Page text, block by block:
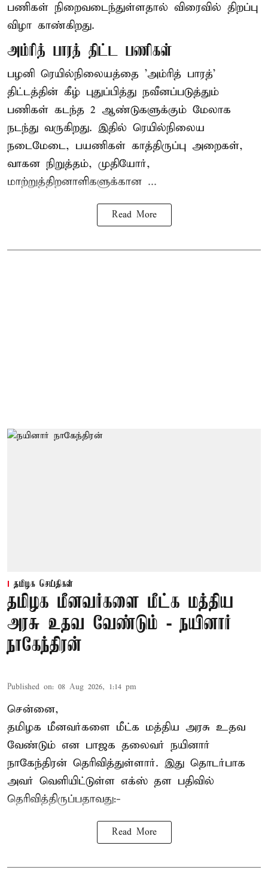
பணிகள் நிறைவடைந்துள்ளதால் விரைவில் திறப்பு
விழா காண்கிறது.
அம்ரித் பாரத் திட்ட பணிகள்
பழனி ரெயில்நிலையத்தை 'அம்ரித் பாரத்'
திட்டத்தின் கீழ் புதுப்பித்து நவீனப்படுத்தும்
பணிகள் கடந்த 2 ஆண்டுகளுக்கும் மேலாக
நடந்து வருகிறது. இதில் ரெயில்நிலைய
நடைமேடை, பயணிகள் காத்திருப்பு அறைகள்,
வாகன நிறுத்தம், முதியோர்,
மாற்றுத்திறனாளிகளுக்கான ...
Read More
தமிழக செய்திகள்
தமிழக மீனவர்களை மீட்க மத்திய
அரசு உதவ வேண்டும் - நயினார்
நாகேந்திரன்
Published on: 08 Aug 2026, 1:14 pm
சென்னை,
தமிழக மீனவர்களை மீட்க மத்திய அரசு உதவ
வேண்டும் என பாஜக தலைவர் நயினார்
நாகேந்திரன் தெரிவித்துள்ளார். இது தொடர்பாக
அவர் வெளியிட்டுள்ள எக்ஸ் தள பதிவில்
தெரிவித்திருப்பதாவது:-
Read More